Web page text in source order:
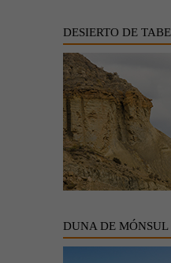
DESIERTO DE
DUNA DE MÓNSUL